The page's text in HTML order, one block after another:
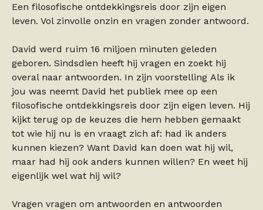
Een filosofische ontdekkingsreis door zijn eigen
leven. Vol zinvolle onzin en vragen zonder antwoord.
David werd ruim 16 miljoen minuten geleden
geboren. Sindsdien heeft hij vragen en zoekt hij
overal naar antwoorden. In zijn voorstelling Als ik
jou was neemt David het publiek mee op een
filosofische ontdekkingsreis door zijn eigen leven. Hij
kijkt terug op de keuzes die hem hebben gemaakt
tot wie hij nu is en vraagt zich af: had ik anders
kunnen kiezen? Want David kan doen wat hij wil,
maar had hij ook anders kunnen willen? En weet hij
eigenlijk wel wat hij wil?
Vragen vragen om antwoorden en antwoorden